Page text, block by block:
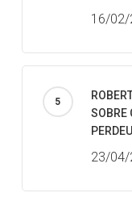
16/02/
SOBRE
23/04/